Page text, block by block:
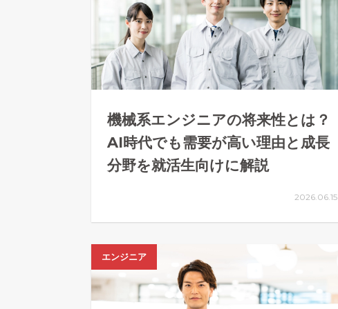
機械系エンジニアの将来性とは？
AI時代でも需要が高い理由と成長
分野を就活生向けに解説
2026.06.15
エンジニア